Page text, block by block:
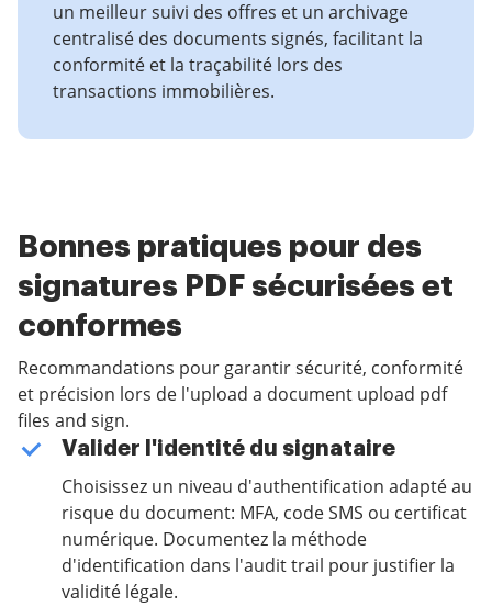
un meilleur suivi des offres et un archivage
centralisé des documents signés, facilitant la
conformité et la traçabilité lors des
transactions immobilières.
Bonnes pratiques pour des
signatures PDF sécurisées et
conformes
Recommandations pour garantir sécurité, conformité
et précision lors de l'upload a document upload pdf
files and sign.
Valider l'identité du signataire
Choisissez un niveau d'authentification adapté au
risque du document: MFA, code SMS ou certificat
numérique. Documentez la méthode
d'identification dans l'audit trail pour justifier la
validité légale.